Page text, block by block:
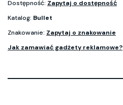
Dostępność: Zapytaj o dostępność
Katalog: Bullet
Znakowanie: Zapytaj o znakowanie
Jak zamawiać gadżety reklamowe?